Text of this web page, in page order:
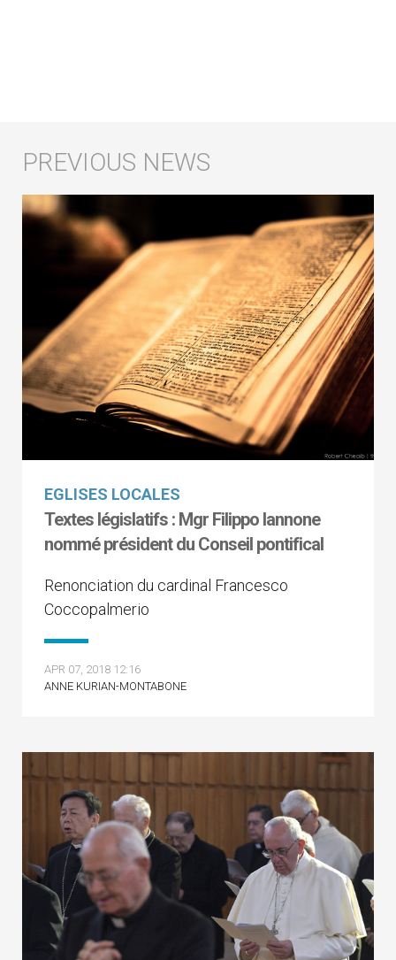
EGLISES LOCALES
Textes législatifs : Mgr Filippo Iannone
nommé président du Conseil pontifical
Renonciation du cardinal Francesco
Coccopalmerio
APR 07, 2018 12:16
ANNE KURIAN-MONTABONE